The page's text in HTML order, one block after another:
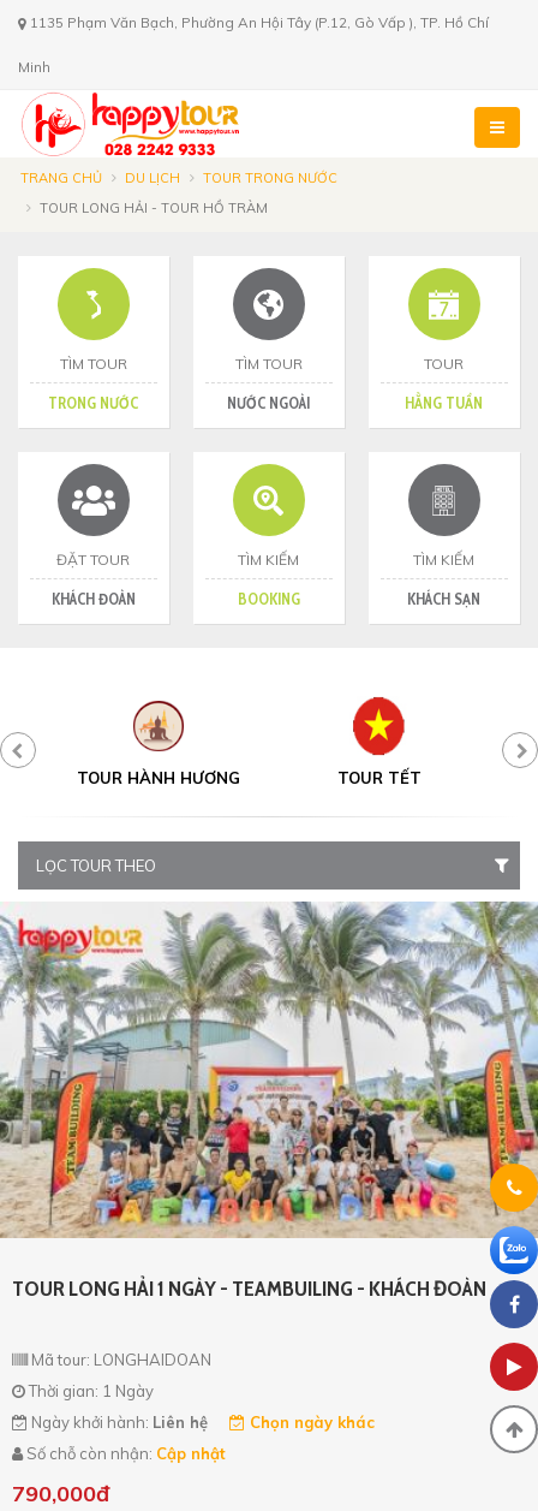
1135 Phạm Văn Bạch, Phường An Hội Tây (P.12, Gò Vấp ), TP. Hồ Chí
Minh
TRANG CHỦ DU LỊCH
TOUR TRONG NƯỚC
TOUR LONG HẢI - TOUR HỒ TRÀM
TÌM TOUR
TRONG NƯỚC
TÌM TOUR
NƯỚC NGOÀI
TOUR
HẰNG TUẦN
ĐẶT TOUR
KHÁCH ĐOÀN
TÌM KIẾM
BOOKING
TÌM KIẾM
KHÁCH SẠN
TOUR HÀNH HƯƠNG TOUR TẾT
LỌC TOUR THEO
TOUR LONG HẢI 1 NGÀY - TEAMBUILING - KHÁCH ĐOÀN
Mã tour: LONGHAIDOAN
Thời gian: 1 Ngày
Ngày khởi hành: Liên hệ
Chọn ngày khác
Số chỗ còn nhận: Cập nhật
790,000đ